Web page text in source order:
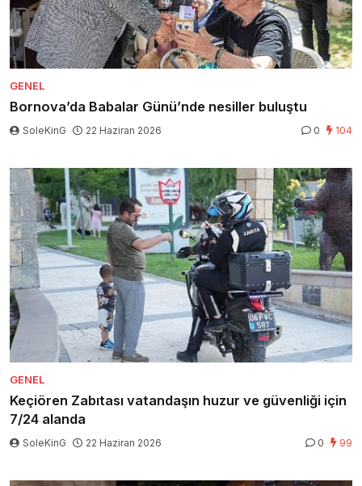
GENEL
Bornova’da Babalar Günü’nde nesiller buluştu
SoleKinG 22 Haziran 2026 0 104
GENEL
Keçiören Zabıtası vatandaşın huzur ve güvenliği için
7/24 alanda
SoleKinG 22 Haziran 2026 0 99